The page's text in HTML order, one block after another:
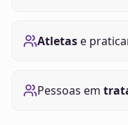
Atletase
Pessoas em